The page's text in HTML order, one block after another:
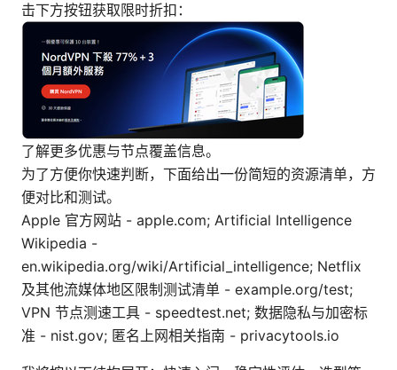
击下方按钮获取限时折扣：
了解更多优惠与节点覆盖信息。
为了方便你快速判断，下面给出一份简短的资源清单，方
便对比和测试。
Apple 官方网站 - apple.com; Artificial Intelligence
Wikipedia -
en.wikipedia.org/wiki/Artificial_intelligence; Netflix
及其他流媒体地区限制测试清单 - example.org/test;
VPN 节点测速工具 - speedtest.net; 数据隐私与加密标
准 - nist.gov; 匿名上网相关指南 - privacytools.io